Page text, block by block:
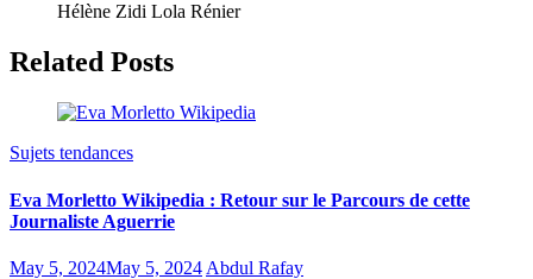
Hélène Zidi Lola Rénier
Related Posts
Sujets tendances
Eva Morletto Wikipedia : Retour sur le Parcours de cette
Journaliste Aguerrie
May 5, 2024May 5, 2024 Abdul Rafay